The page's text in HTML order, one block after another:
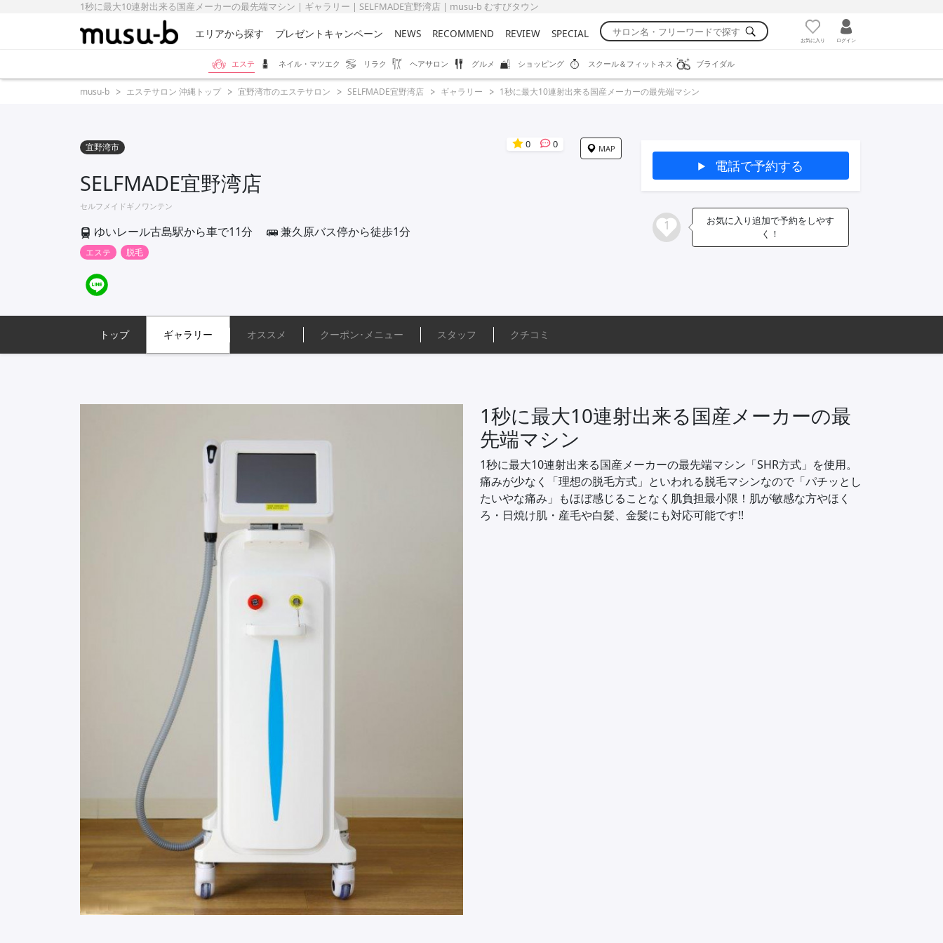
1秒に最大10連射出来る国産メーカーの最先端マシン | ギャラリー | SELFMADE宜野湾店 | musu-b むすびタウン
エリアから探す プレゼントキャンペーン NEWS RECOMMEND REVIEW SPECIAL お気に入り ログイン
エステ ネイル・マツエク リラク ヘアサロン グルメ ショッピング スクール＆フィットネス ブライダル
musu-b エステサロン 沖縄トップ 宜野湾市のエステサロン SELFMADE宜野湾店 ギャラリー 1秒に最大10連射出来る国産メーカーの最先端マシン
宜野湾市 0 0 MAP
SELFMADE宜野湾店
セルフメイドギノワンテン
ゆいレール古島駅から車で11分 兼久原バス停から徒歩1分
エステ 脱毛
電話で予約する
1
お気に入り追加で予約をしやす
く！
トップ ギャラリー オススメ クーポン･ メニュー スタッフ クチコミ
1秒に最大10連射出来る国産メーカーの最
先端マシン
1秒に最大10連射出来る国産メーカーの最先端マシン「SHR方式」を使用。
痛みが少なく「理想の脱毛方式」といわれる脱毛マシンなので「パチッとし
たいやな痛み」もほぼ感じることなく肌負担最小限！肌が敏感な方やほく
ろ・日焼け肌・産毛や白髪、金髪にも対応可能です!!